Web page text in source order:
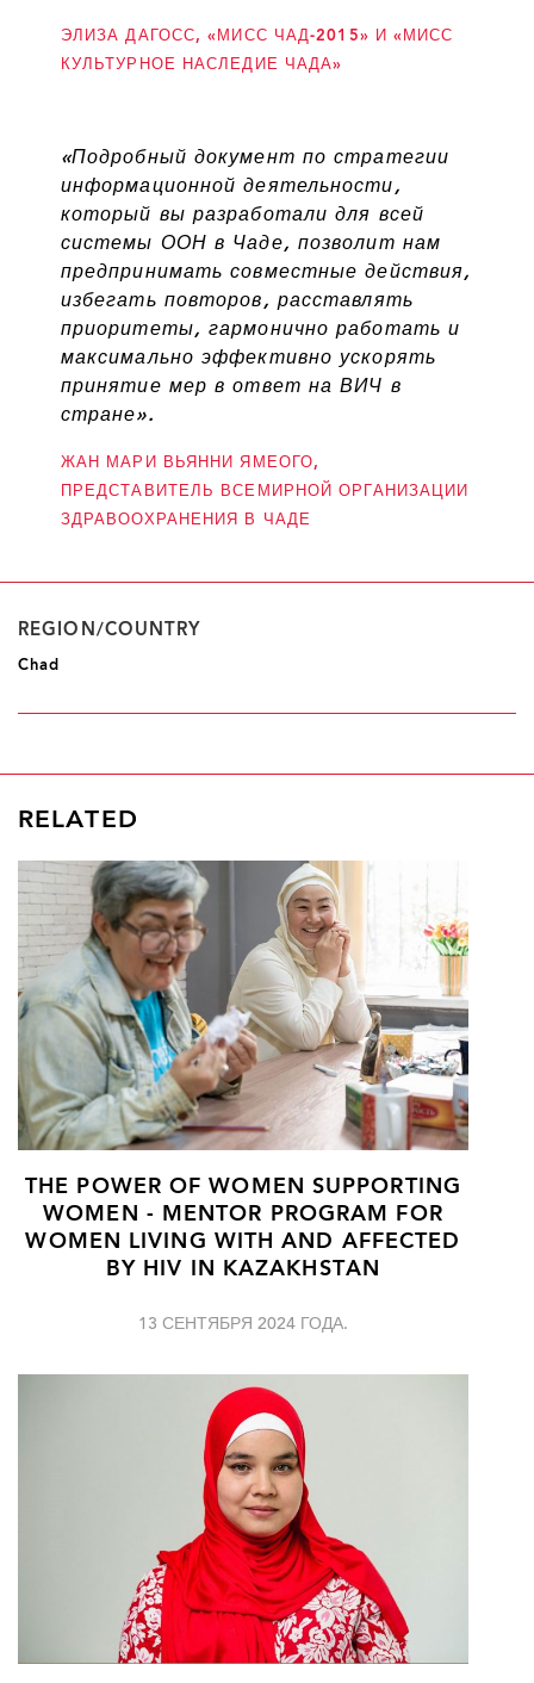
ЭЛИЗА ДАГОСС, «МИСС ЧАД-2015» И «МИСС
КУЛЬТУРНОЕ НАСЛЕДИЕ ЧАДА»
«Подробный документ по стратегии
информационной деятельности,
который вы разработали для всей
системы ООН в Чаде, позволит нам
предпринимать совместные действия,
избегать повторов, расставлять
приоритеты, гармонично работать и
максимально эффективно ускорять
принятие мер в ответ на ВИЧ в
стране».
ЖАН МАРИ ВЬЯННИ ЯМЕОГО,
ПРЕДСТАВИТЕЛЬ ВСЕМИРНОЙ ОРГАНИЗАЦИИ
ЗДРАВООХРАНЕНИЯ В ЧАДЕ
REGION/COUNTRY
Chad
RELATED
THE POWER OF WOMEN SUPPORTING
WOMEN - MENTOR PROGRAM FOR
WOMEN LIVING WITH AND AFFECTED
BY HIV IN KAZAKHSTAN
13 СЕНТЯБРЯ 2024 ГОДА.